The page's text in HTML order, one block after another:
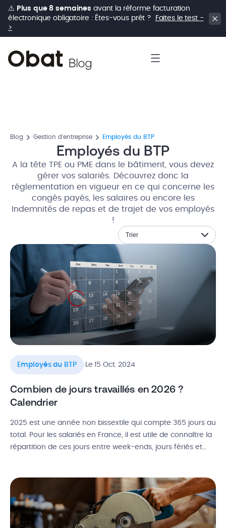
⚠️ Plus que 8 semaines avant la réforme facturation
électronique obligatoire : Êtes-vous prêt ?
Faites le test -
>
Blog Gestion d'entreprise Employés du BTP
Employés du BTP
A la tête TPE ou PME dans le bâtiment, vous devez
gérer vos salariés. Découvrez donc la
réglementation en vigueur en ce qui concerne les
congés payés, les salaires ou encore les
Indemnités de repas et de trajet de vos employés
!
Trier
Employés du BTP .Le 15 Oct. 2024
Combien de jours travaillés en 2026 ?
Calendrier
2025 est une année non bissextile qui compte 365 jours au
total. Pour les salariés en France, il est utile de connaître la
répartition de ces jours entre week-ends, jours fériés et
effectivement travaillés hors week-end) et de jours […]